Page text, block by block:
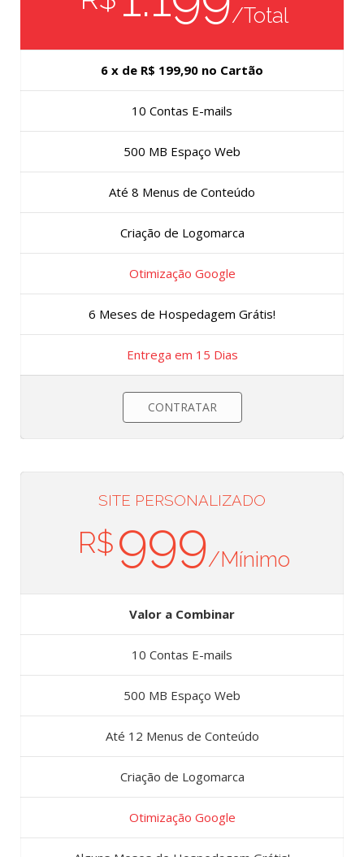
/Total
6 x de R$ 199,90 no Cartão
10 Contas E-mails
500 MB Espaço Web
Até 8 Menus de Conteúdo
Criação de Logomarca
Otimização Google
6 Meses de Hospedagem Grátis!
Entrega em 15 Dias
CONTRATAR
SITE PERSONALIZADO
R$999/Mínimo
Valor a Combinar
10 Contas E-mails
500 MB Espaço Web
Até 12 Menus de Conteúdo
Criação de Logomarca
Otimização Google